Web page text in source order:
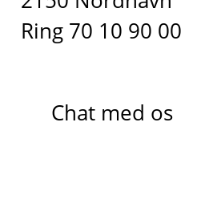
Ring 70 10 90 00
Chat med os